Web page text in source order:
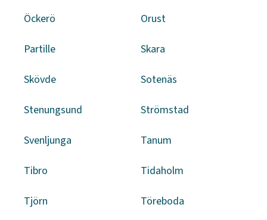
Öckerö Orust
Partille Skara
Skövde Sotenäs
Stenungsund Strömstad
Svenljunga Tanum
Tibro Tidaholm
Tjörn Töreboda